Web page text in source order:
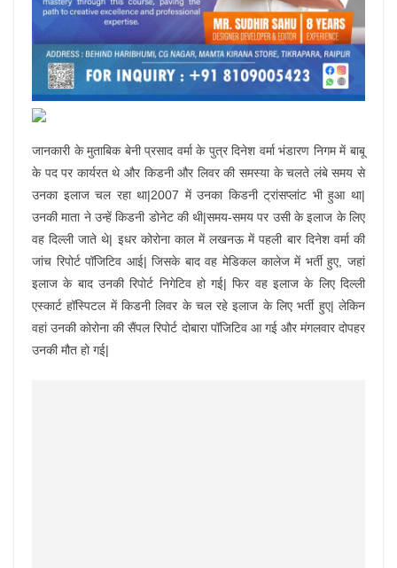
जानकारी के मुताबिक बेनी प्रसाद वर्मा के पुत्र दिनेश वर्मा भंडारण निगम में बाबू
के पद पर कार्यरत थे और किडनी और लिवर की समस्या के चलते लंबे समय से
उनका इलाज चल रहा था|2007 में उनका किडनी ट्रांसप्लांट भी हुआ था|
उनकी माता ने उन्हें किडनी डोनेट की थी|समय-समय पर उसी के इलाज के लिए
वह दिल्ली जाते थे| इधर कोरोना काल में लखनऊ में पहली बार दिनेश वर्मा की
जांच रिपोर्ट पॉजिटिव आई| जिसके बाद वह मेडिकल कालेज में भर्ती हुए, जहां
इलाज के बाद उनकी रिपोर्ट निगेटिव हो गई| फिर वह इलाज के लिए दिल्ली
एस्कार्ट हॉस्पिटल में किडनी लिवर के चल रहे इलाज के लिए भर्ती हुए| लेकिन
वहां उनकी कोरोना की सैंपल रिपोर्ट दोबारा पॉजिटिव आ गई और मंगलवार दोपहर
उनकी मौत हो गई|